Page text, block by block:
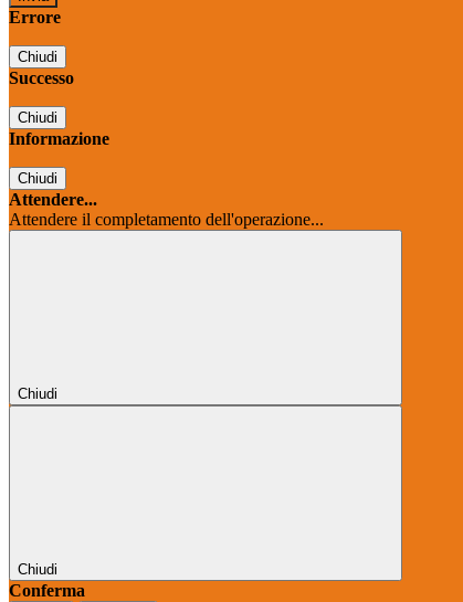
Errore
Chiudi
Successo
Chiudi
Informazione
Chiudi
Attendere...
Attendere il completamento dell'operazione...
Chiudi
Chiudi
Conferma